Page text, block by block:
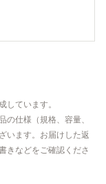
しています。
の仕様（規格、容量、
います。お届けした返
きなどをご確認くださ